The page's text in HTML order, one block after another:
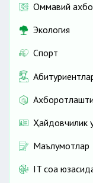
Оммавий
Экология
Спорт
Ҳайдовчилик
Маълумотлар
IT соҳа